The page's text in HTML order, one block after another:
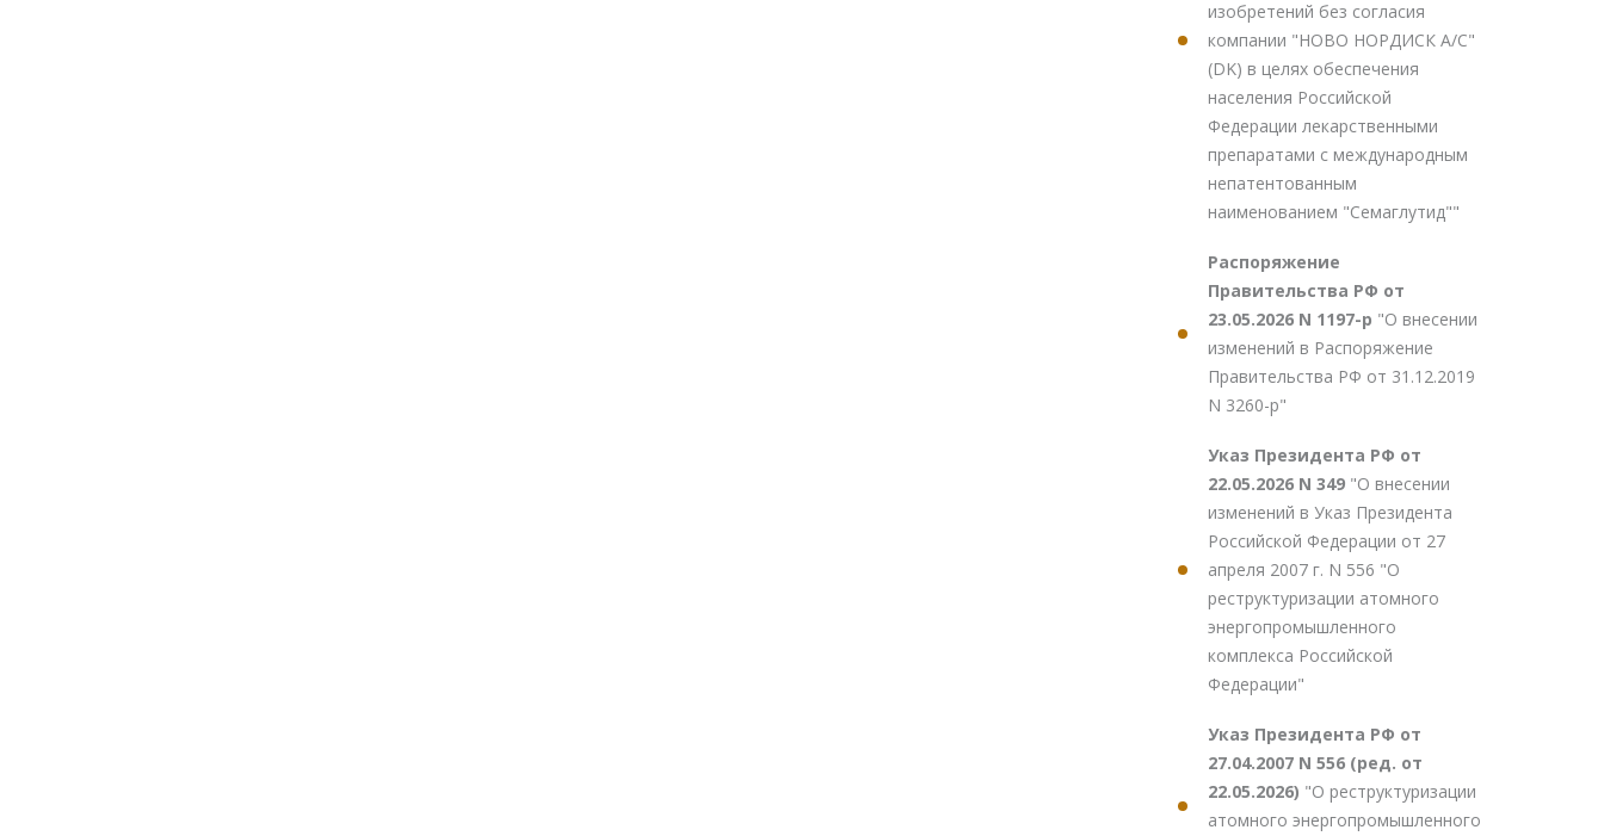
изобретений без согласия
компании "НОВО НОРДИСК А/С"
(DK) в целях обеспечения
населения Российской
Федерации лекарственными
препаратами с международным
непатентованным
наименованием "Семаглутид""
Распоряжение
Правительства РФ от
23.05.2026 N 1197-р "О внесении
изменений в Распоряжение
Правительства РФ от 31.12.2019
N 3260-р"
Указ Президента РФ от
22.05.2026 N 349 "О внесении
изменений в Указ Президента
Российской Федерации от 27
апреля 2007 г. N 556 "О
реструктуризации атомного
энергопромышленного
комплекса Российской
Федерации"
Указ Президента РФ от
27.04.2007 N 556 (ред. от
22.05.2026) "О реструктуризации
атомного энергопромышленного